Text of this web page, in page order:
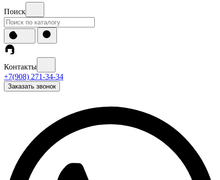
Поиск
Контакты
+7(908) 271-34-34
Заказать звонок